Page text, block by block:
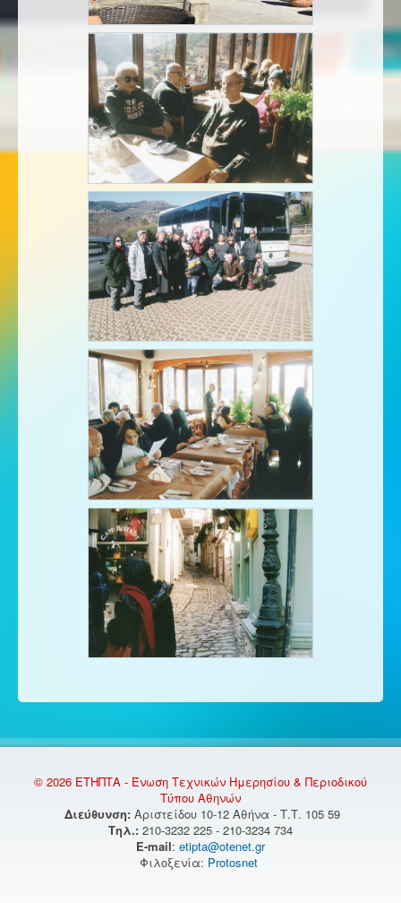
© 2026 ΕΤΗΠΤΑ - Ένωση Τεχνικών Ημερησίου & Περιοδικού
Τύπου Αθηνών
Διεύθυνση: Αριστείδου 10-12 Αθήνα - Τ.Τ. 105 59
Τηλ.: 210-3232 225 - 210-3234 734
E-mail: etipta@otenet.gr
Φιλοξενία: Protosnet